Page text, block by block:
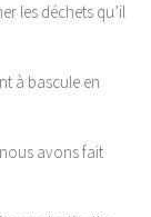
les déchets qu’il
à bascule en
avons fait